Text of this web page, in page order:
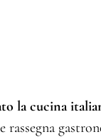
la cucina
rassegna